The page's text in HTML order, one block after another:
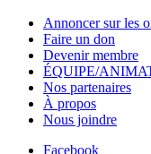
Annoncer sur les
Faire un don
Devenir membre
ÉQUIPE/
Nos partenaires
À propos
Nous joindre
Facebook